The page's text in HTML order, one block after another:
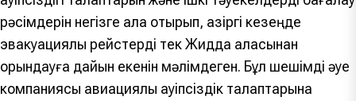
рәсімдерін негізге ала отырып, қазіргі кезеңде
эвакуациялық рейстерді тек Жидда қаласынан
орындауға дайын екенін мәлімдеген. Бұл шешімді әуе
компаниясы авиациялық қауіпсіздік талаптарына